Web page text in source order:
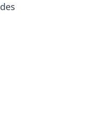
des